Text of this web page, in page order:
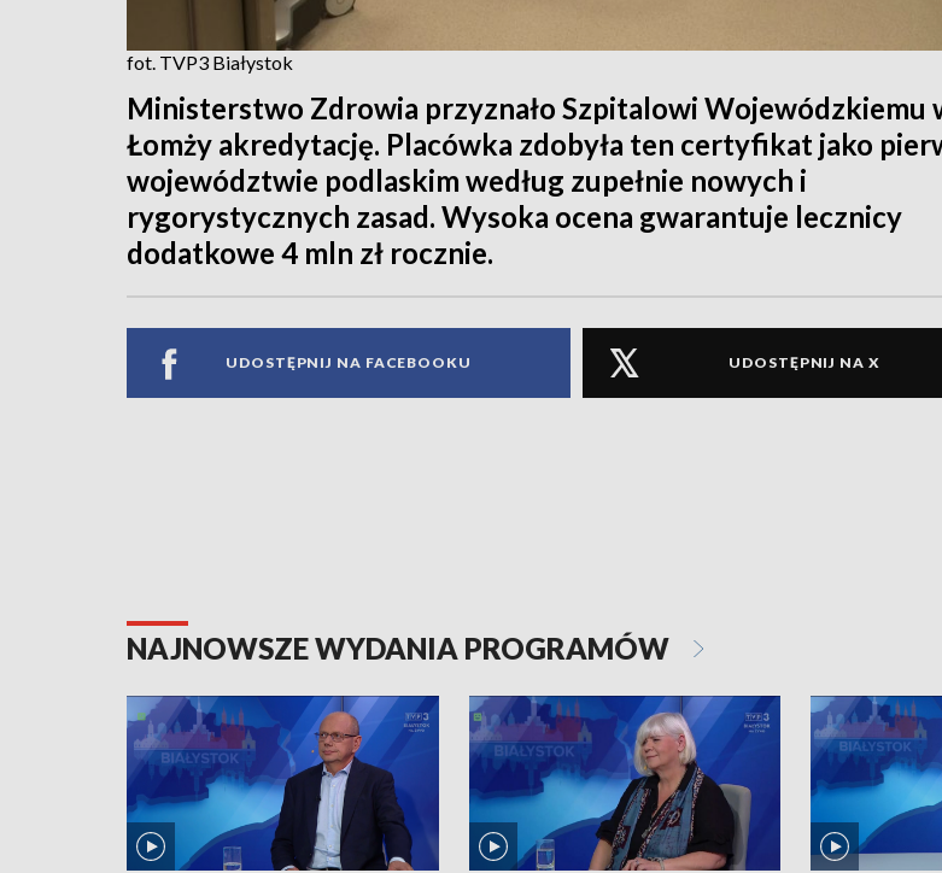
fot. TVP3 Białystok
Ministerstwo Zdrowia przyznało Szpitalowi Wojewódzkiemu
Łomży akredytację. Placówka zdobyła ten certyfikat jako
województwie podlaskim według zupełnie nowych i
rygorystycznych zasad. Wysoka ocena gwarantuje lecznicy
dodatkowe 4 mln zł rocznie.
UDOSTĘPNIJ NA FACEBOOKU UDOSTĘPNIJ NA X
NAJNOWSZE WYDANIA PROGRAMÓW